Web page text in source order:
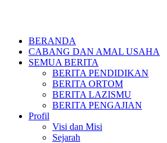
BERANDA
CABANG DAN AMAL USAHA
SEMUA BERITA
BERITA PENDIDIKAN
BERITA ORTOM
BERITA LAZISMU
BERITA PENGAJIAN
Profil
Visi dan Misi
Sejarah